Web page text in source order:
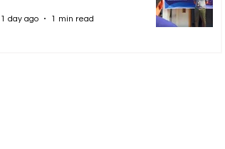
1 day ago 1 min read